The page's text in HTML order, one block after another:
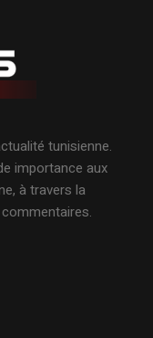
tunisienne.
importance aux
à travers la